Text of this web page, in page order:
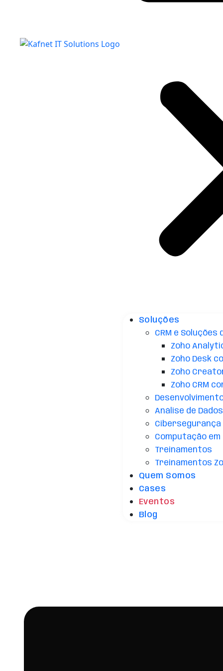
Soluções
CRM e Soluções
Zoho
Zoho Desk
Zoho
Zoho CRM
Análise de
Cibersegurança
Computação
Treinamentos
Treinamentos
Quem Somos
Cases
Eventos
Blog